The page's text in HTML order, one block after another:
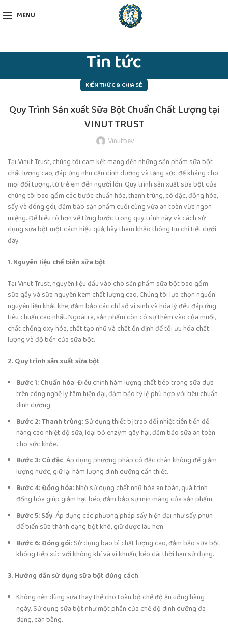
MENU
Tin tức
KIẾN THỨC & CHIA SẺ
Quy Trình Sản xuất Sữa Bột Chuẩn Chất Lượng tại
VINUT TRUST
Vinutbev
Tại Vinut Trust, chúng tôi cam kết mang đến những sản phẩm sữa bột
chất lượng cao, đáp ứng nhu cầu dinh dưỡng và tăng sức đề kháng cho
mọi đối tượng, từ trẻ em đến người lớn. Quy trình sản xuất sữa bột của
chúng tôi bao gồm các bước chuẩn hóa, thanh trùng, cô đặc, đồng hóa,
sấy và đóng gói, đảm bảo sản phẩm cuối cùng vừa an toàn vừa ngon
miệng. Để hiểu rõ hơn về từng bước trong quy trình này và cách sử
dụng sữa bột một cách hiệu quả, hãy tham khảo thông tin chi tiết dưới
đây.
1. Nguyên liệu chế biến sữa bột
Tại Vinut Trust, nguyên liệu đầu vào cho sản phẩm sữa bột bao gồm
sữa gầy và sữa nguyên kem chất lượng cao. Chúng tôi lựa chọn nguồn
nguyên liệu khắt khe, đảm bảo các chỉ số vi sinh và hóa lý đều đáp ứng
tiêu chuẩn cao nhất. Ngoài ra, sản phẩm còn có sự thêm vào của muối,
chất chống oxy hóa, chất tạo nhũ và chất ổn định để tối ưu hóa chất
lượng và độ bền của sữa bột.
2. Quy trình sản xuất sữa bột
Bước 1: Chuẩn hóa: Điều chỉnh hàm lượng chất béo trong sữa dựa
trên công nghệ ly tâm hiện đại, đảm bảo tỷ lệ phù hợp với tiêu chuẩn
dinh dưỡng.
Bước 2: Thanh trùng: Sử dụng thiết bị trao đổi nhiệt tiên tiến để
nâng cao nhiệt độ sữa, loại bỏ enzym gây hại, đảm bảo sữa an toàn
cho sức khỏe.
Bước 3: Cô đặc: Áp dụng phương pháp cô đặc chân không để giảm
lượng nước, giữ lại hàm lượng dinh dưỡng cần thiết.
Bước 4: Đồng hóa: Nhờ sử dụng chất nhũ hóa an toàn, quá trình
đồng hóa giúp giảm hạt béo, đảm bảo sự mịn màng của sản phẩm.
Bước 5: Sấy: Áp dụng các phương pháp sấy hiện đại như sấy phun
để biến sữa thành dạng bột khô, giữ được lâu hơn.
Bước 6: Đóng gói: Sử dụng bao bì chất lượng cao, đảm bảo sữa bột
không tiếp xúc với không khí và vi khuẩn, kéo dài thời hạn sử dụng.
3. Hướng dẫn sử dụng sữa bột đúng cách
Không nên dùng sữa thay thế cho toàn bộ chế độ ăn uống hàng
ngày. Sử dụng sữa bột như một phần của chế độ dinh dưỡng đa
dạng, cân bằng.